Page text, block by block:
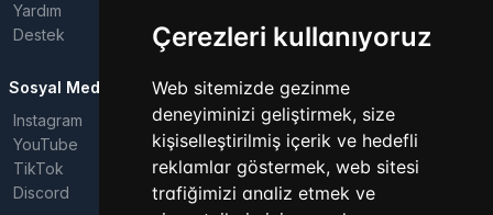
Çerezleri kullanıyoruz
Web sitemizde gezinme
deneyiminizi geliştirmek, size
kişiselleştirilmiş içerik ve hedefli
reklamlar göstermek, web sitesi
trafiğimizi analiz etmek ve
Yardım
Destek
Sosyal Medya
Instagram
YouTube
TikTok
Discord